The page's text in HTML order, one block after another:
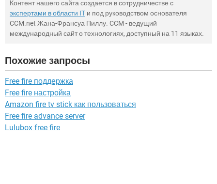
Контент нашего сайта создается в сотрудничестве с
экспертами в области IT и под руководством основателя
CCM.net Жана-Франсуа Пиллу. CCM - ведущий
международный сайт о технологиях, доступный на 11 языках.
Похожие запросы
Free fire поддержка
Free fire настройка
Amazon fire tv stick как пользоваться
Free fire advance server
Lulubox free fire